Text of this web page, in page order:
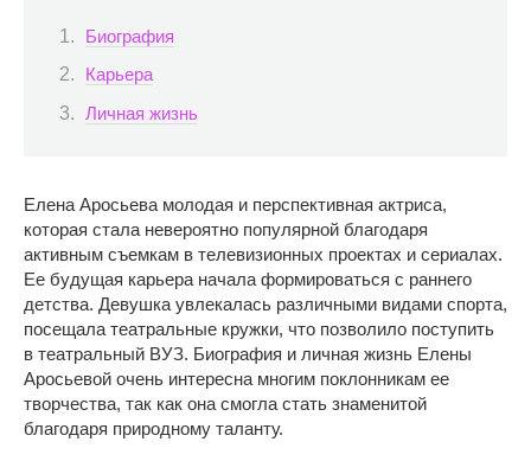
Биография
Карьера
Личная жизнь
Елена Аросьева молодая и перспективная актриса,
которая стала невероятно популярной благодаря
активным съемкам в телевизионных проектах и сериалах.
Ее будущая карьера начала формироваться с раннего
детства. Девушка увлекалась различными видами спорта,
посещала театральные кружки, что позволило поступить
в театральный ВУЗ. Биография и личная жизнь Елены
Аросьевой очень интересна многим поклонникам ее
творчества, так как она смогла стать знаменитой
благодаря природному таланту.